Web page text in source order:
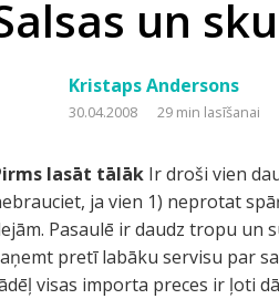
un
Kristaps Andersons
30.04.2008 29 min lasīšanai
lasāt tālāk Ir droši vien
ja vien 1) neprotat
Pasaulē ir daudz tropu un
pretī labāku servisu par
visas importa preces ir ļoti